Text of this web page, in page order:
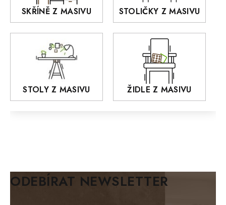
RETRO
MONET
OSLO
MODERN loft
BIANCA
BLACK VELVET
SKŘÍNĚ Z MASIVU STOLIČKY Z MASIVU
STOLY Z MASIVU ŽIDLE Z MASIVU
ODEBÍRAT NEWSLETTER